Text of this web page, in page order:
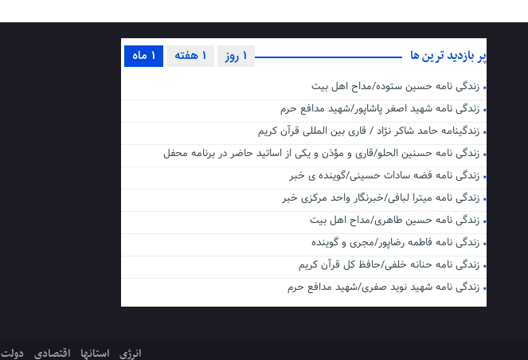
پر بازدید ترین ها 1 ماه 1 هفته 1 روز
زندگی نامه حسین ستوده/مداح اهل بیت
زندگی نامه شهید اصغر پاشاپور/شهید مدافع حرم
زندگینامه حامد شاکر نژاد / قاری بین المللی قرآن کریم
زندگی نامه حسنین الحلو/قاری و مؤذن و یکی از اساتید حاضر در برنامه محفل
زندگی نامه فضه سادات حسینی/گوینده ی خبر
زندگی نامه میترا لبافی/خبرنگار واحد مرکزی خبر
زندگی نامه حسین طاهری/مداح اهل بیت
زندگی نامه فاطمه رضاپور/مجری و گوینده
زندگی نامه حنانه خلفی/حافظ کل قرآن کریم
زندگی نامه شهید نوید صفری/شهید مدافع حرم
انرژی استانها اقتصادی دولت